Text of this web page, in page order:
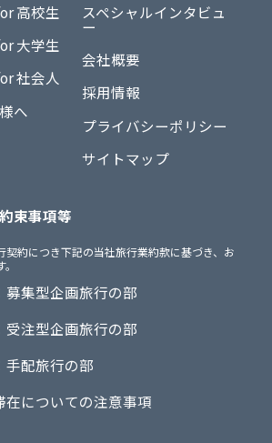
高校生
大学生
社会人
へ
スペシャルインタビュ
ー
会社概要
採用情報
プライバシーポリシー
サイトマップ
束事項等
契約につき下記の当社旅行業約款に基づき、お
募集型企画旅行の部
受注型企画旅行の部
手配旅行の部
在についての注意事項